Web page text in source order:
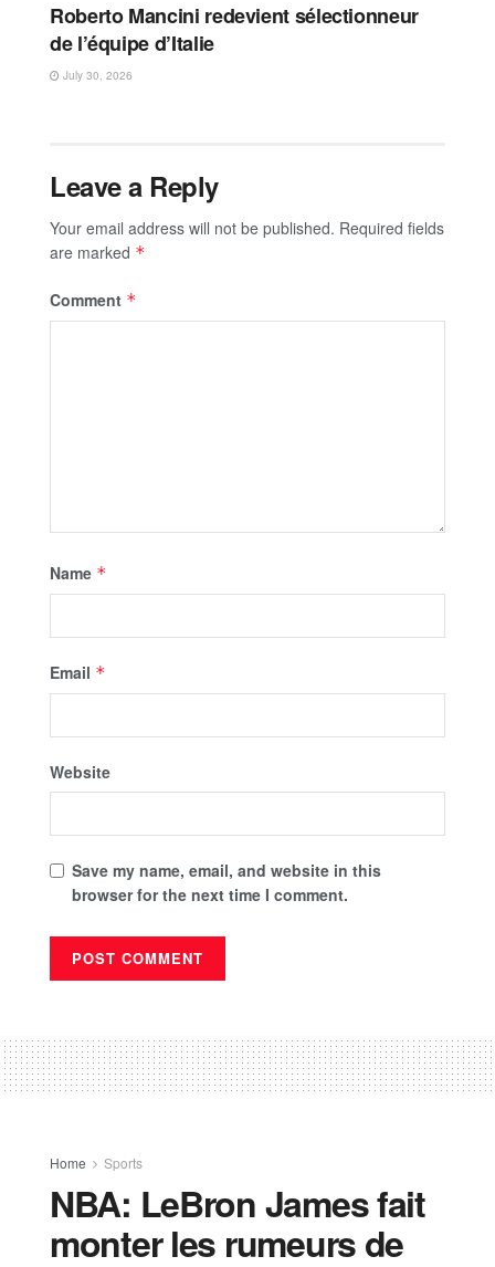
Roberto Mancini redevient sélectionneur
de l’équipe d’Italie
July 30, 2026
Leave a Reply
Your email address will not be published. Required fields
are marked *
Comment *
Name *
Email *
Website
Save my name, email, and website in this
browser for the next time I comment.
Home Sports
NBA: LeBron James fait
monter les rumeurs de